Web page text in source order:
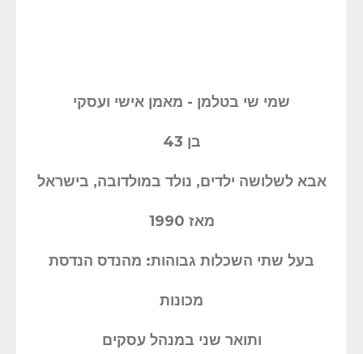
שמי שי בטלמן - מאמן אישי ועסקי
בן 43
אבא לשלושה ילדים, נולד במולדובה, בישראל
מאז 1990
בעל שתי השכלות גבוהות: מהנדס הנדסת
מכונות
ותואר שני במנהל עסקים